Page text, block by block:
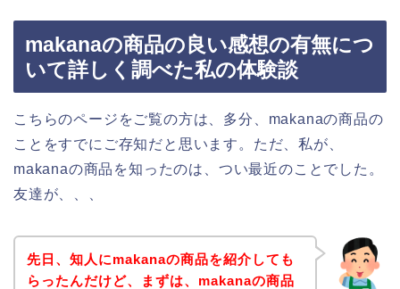
makanaの商品の良い感想の有無につ
いて詳しく調べた私の体験談
こちらのページをご覧の方は、多分、makanaの商品の
ことをすでにご存知だと思います。ただ、私が、
makanaの商品を知ったのは、つい最近のことでした。
友達が、、、
先日、知人にmakanaの商品を紹介しても
らったんだけど、まずは、makanaの商品